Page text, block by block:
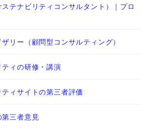
テナビリティコンサルタント）｜プロ
リー（顧問型コンサルティング）
ィの研修・講演
ィサイトの第三者評価
三者意見